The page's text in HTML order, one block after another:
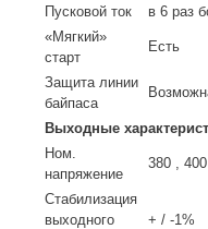
Пусковой ток
в 6 раз
«Мягкий»
старт
Есть
Защита линии
байпаса
Выходные
Ном.
напряжение
380 ,
Стабилизация
выходного
+ / -1%